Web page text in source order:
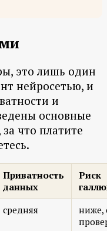
это лишь один
нейросетью, и
и
основные
что платите
Приватность
данных
Риск
средняя
ниже,